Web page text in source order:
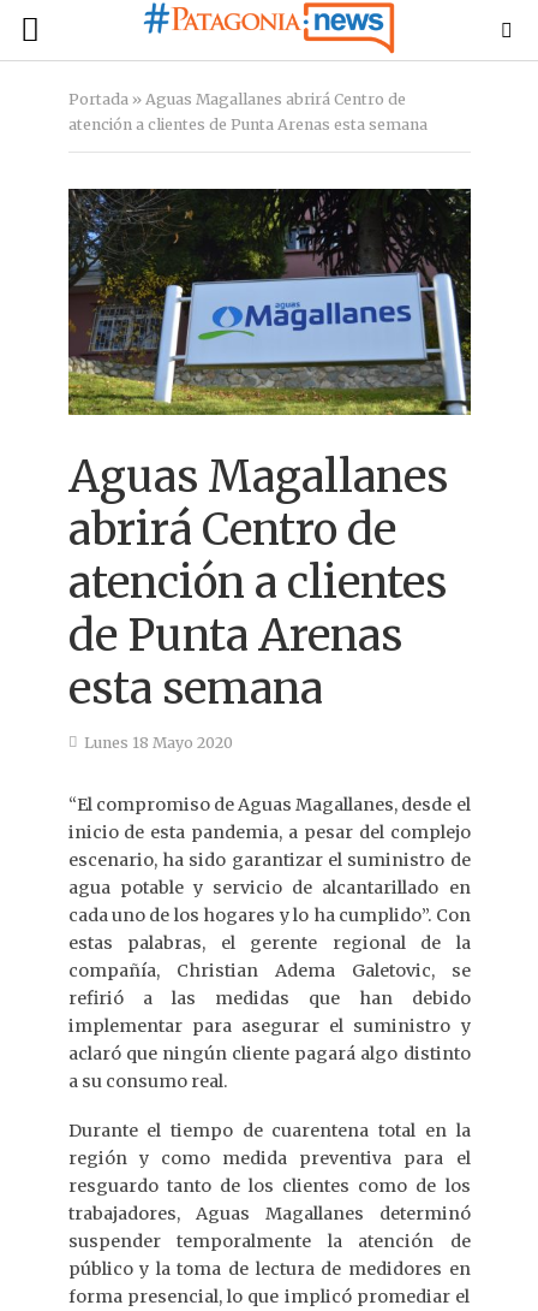
Portada» Aguas Magallanes abrirá Centro de
atención a clientes de Punta Arenas esta semana
Aguas Magallanes
abrirá Centro de
atención a clientes
de Punta Arenas
esta semana
Lunes 18 Mayo 2020
“El compromiso de Aguas Magallanes, desde el
inicio de esta pandemia, a pesar del complejo
escenario, ha sido garantizar el suministro de
agua potable y servicio de alcantarillado en
cada uno de los hogares y lo ha cumplido”. Con
estas palabras, el gerente regional de la
compañía, Christian Adema Galetovic, se
refirió a las medidas que han debido
implementar para asegurar el suministro y
aclaró que ningún cliente pagará algo distinto
a su consumo real.
Durante el tiempo de cuarentena total en la
región y como medida preventiva para el
resguardo tanto de los clientes como de los
trabajadores, Aguas Magallanes determinó
suspender temporalmente la atención de
público y la toma de lectura de medidores en
forma presencial, lo que implicó promediar el